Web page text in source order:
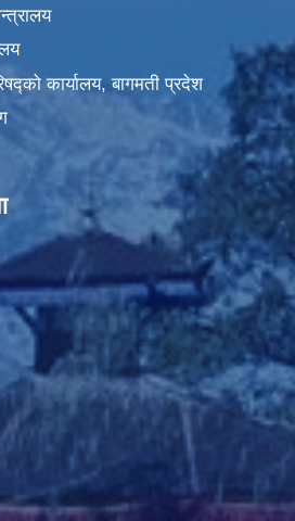
कार्यालय, बागमती प्रदेश